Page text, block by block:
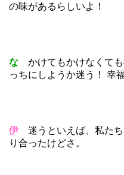
の味があるらしいよ！
な かけてもかけなくて
っちにしようか迷う！ 幸
伊 迷うといえば、私た
り合ったけどさ。